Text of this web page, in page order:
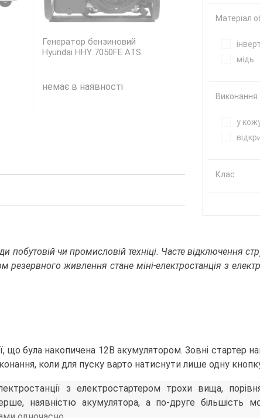
Генератор бензиновий
Hyundai HHY 7050FE ATS
немає в наявності
Матеріал
мідь
Виконання
у
Клас
чи промисловій техніці. Часте відключення
живлення стане міні-електростанція з
була накопичена 12В акумулятором. Зовні стартер
коли для пуску варто натиснути лише одну
з електростартером трохи вища,
наявністю акумулятора, а по-друге більшість